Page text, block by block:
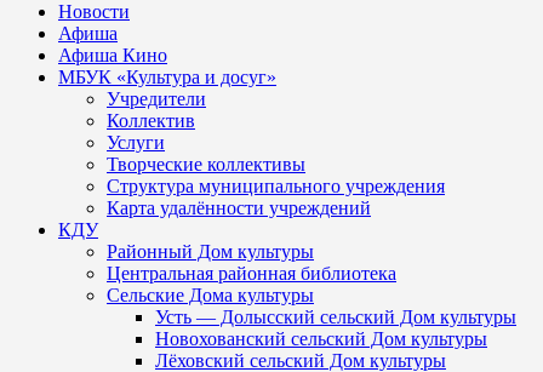
Новости
Афиша
Афиша Кино
МБУК «Культура и досуг»
Учредители
Коллектив
Услуги
Творческие коллективы
Структура муниципального учреждения
Карта удалённости учреждений
КДУ
Районный Дом культуры
Центральная районная библиотека
Сельские Дома культуры
Усть — Долысский сельский Дом культуры
Новохованский сельский Дом культуры
Лёховский сельский Дом культуры